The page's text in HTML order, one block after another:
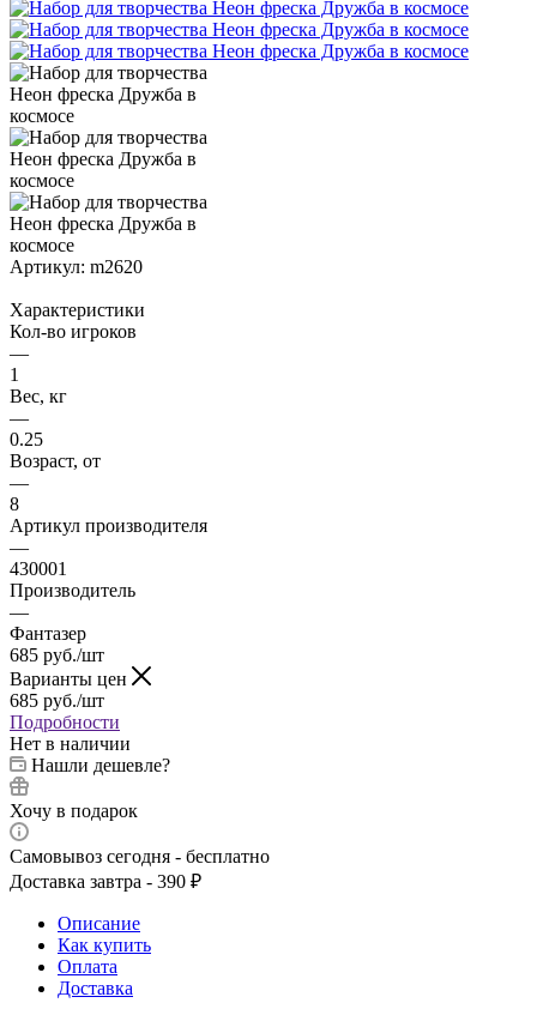
Артикул: m2620
Характеристики
Кол-во игроков
—
1
Вес, кг
—
0.25
Возраст, от
—
8
Артикул производителя
—
430001
Производитель
—
Фантазер
685 руб./шт
Варианты цен
685 руб./шт
Подробности
Нет в наличии
Нашли дешевле?
Хочу в подарок
Самовывоз сегодня - бесплатно
Доставка завтра - 390 ₽
Описание
Как купить
Оплата
Доставка